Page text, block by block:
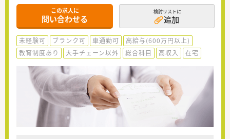
この求人に
問い合わせる
検討リストに
追加
未経験可 ブランク可 車通勤可
高給与(600万円以上)
教育制度あり
大手チェーン以外 総合科目 高収入 在宅